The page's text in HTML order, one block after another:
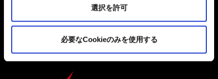
Cookieの使用およびパフォーマンスの変更点に関する詳
細は、下記の「設定」メニューでご確認ください。
選択を許可
必要なCookieのみを使用する
ユーザー同意書
プライバシーポリシー
クッキーポリシー